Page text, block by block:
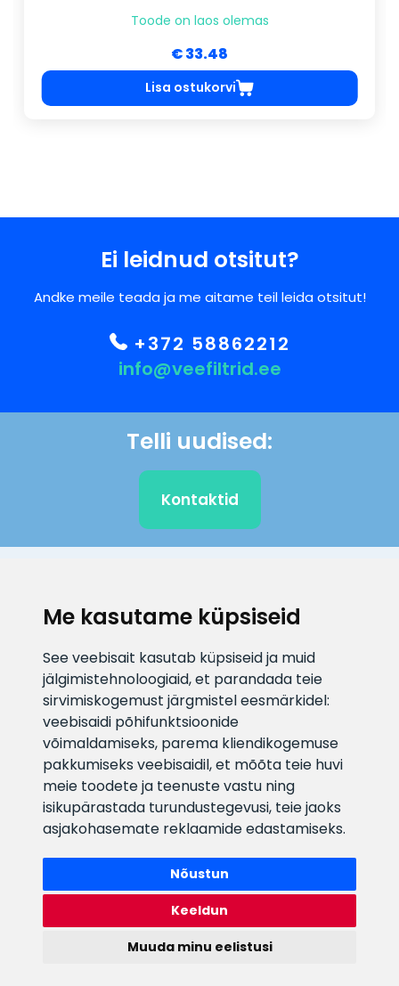
Me kasutame küpsiseid
See veebisait kasutab küpsiseid ja muid
jälgimistehnoloogiaid, et parandada teie
sirvimiskogemust järgmistel eesmärkidel:
veebisaidi põhifunktsioonide
võimaldamiseks, parema kliendikogemuse
pakkumiseks veebisaidil,et mõõta teie huvi
meie toodete ja teenuste vastu ning
isikupärastada turundustegevusi, teie jaoks
asjakohasemate reklaamide edastamiseks.
Nõustun
Keeldun
Muuda minu eelistusi
Toode on laos olemas
€ 33.48
Lisa ostukorvi
Ei leidnud otsitut?
Andke meile teada ja me aitame teil leida otsitut!
+372 58862212
info@veefiltrid.ee
Telli uudised:
Kontaktid
info@veefiltrid.ee
Infotelefon
+372 58862212
Vaata tööaegu
Reti tee 11, Peetri, 75312 Harju
maakond, Estonia
Watex Shop © 2026. Kõik õigused kaitstud